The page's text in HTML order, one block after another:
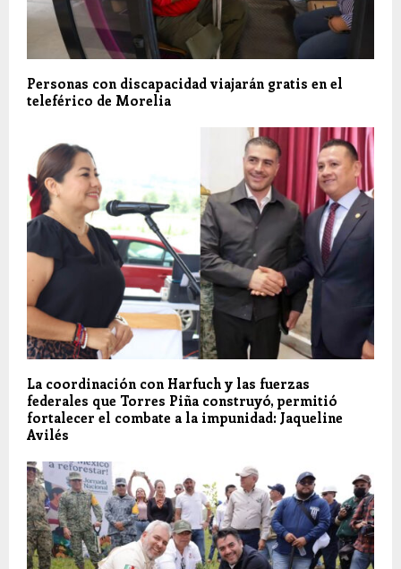
Personas con discapacidad viajarán gratis en el
teleférico de Morelia
La coordinación con Harfuch y las fuerzas
federales que Torres Piña construyó, permitió
fortalecer el combate a la impunidad: Jaqueline
Avilés